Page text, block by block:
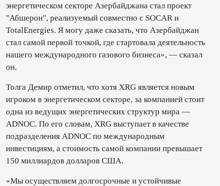
энергетическом секторе Азербайджана стал проект
"Абшерон", реализуемый совместно с SOCAR и
TotalEnergies. Я могу даже сказать, что Азербайджан
стал самой первой точкой, где стартовала деятельность
нашего международного газового бизнеса», — сказал
он.
Толга Демир отметил, что хотя XRG является новым
игроком в энергетическом секторе, за компанией стоит
одна из ведущих энергетических структур мира —
ADNOC. По его словам, XRG выступает в качестве
подразделения ADNOC по международным
инвестициям, а стоимость самой компании превышает
150 миллиардов долларов США.
«Мы осуществляем долгосрочные и устойчивые